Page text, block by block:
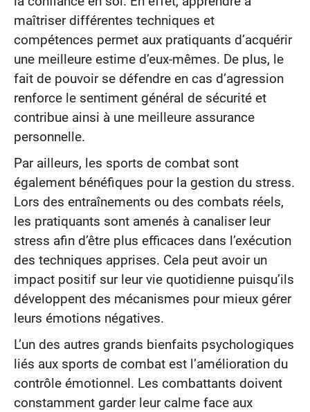
maîtriser différentes techniques et
compétences permet aux pratiquants d’acquérir
une meilleure estime d’eux-mêmes. De plus, le
fait de pouvoir se défendre en cas d’agression
renforce le sentiment général de sécurité et
contribue ainsi à une meilleure assurance
personnelle.
Par ailleurs, les sports de combat sont
également bénéfiques pour la gestion du stress.
Lors des entraînements ou des combats réels,
les pratiquants sont amenés à canaliser leur
stress afin d’être plus efficaces dans l’exécution
des techniques apprises. Cela peut avoir un
impact positif sur leur vie quotidienne puisqu’ils
développent des mécanismes pour mieux gérer
leurs émotions négatives.
L’un des autres grands bienfaits psychologiques
liés aux sports de combat est l’amélioration du
contrôle émotionnel. Les combattants doivent
constamment garder leur calme face aux